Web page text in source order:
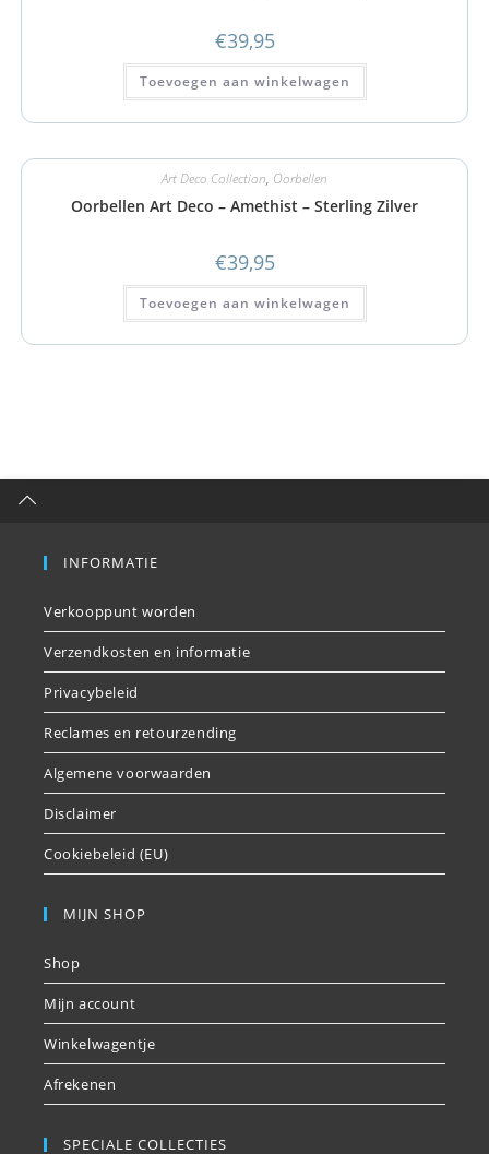
€39,95
Toevoegen aan winkelwagen
Art Deco Collection, Oorbellen
Oorbellen Art Deco – Amethist – Sterling Zilver
€39,95
Toevoegen aan winkelwagen
INFORMATIE
Verkooppunt worden
Verzendkosten en informatie
Privacybeleid
Reclames en retourzending
Algemene voorwaarden
Disclaimer
Cookiebeleid (EU)
MIJN SHOP
Shop
Mijn account
Winkelwagentje
Afrekenen
SPECIALE COLLECTIES